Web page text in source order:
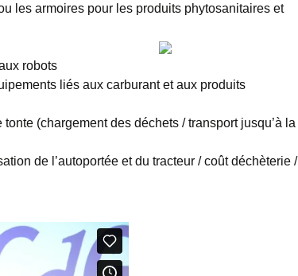
les armoires pour les produits phytosanitaires et
robots
liés aux carburant et aux produits
(chargement des déchets / transport jusqu’à la
de l’autoportée et du tracteur / coût déchèterie /